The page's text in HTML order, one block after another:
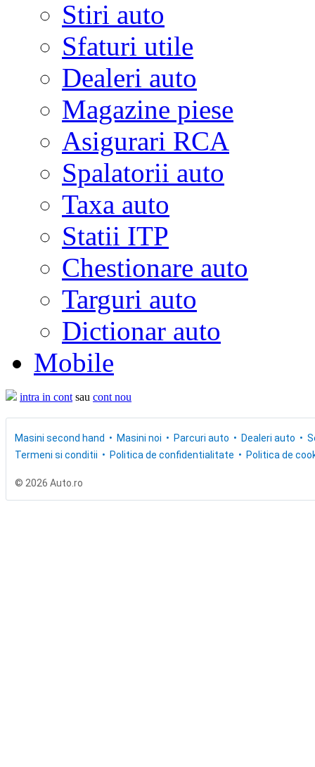
Stiri auto
Sfaturi utile
Dealeri auto
Magazine piese
Asigurari RCA
Spalatorii auto
Taxa auto
Statii ITP
Chestionare auto
Targuri auto
Dictionar auto
Mobile
intra in cont sau cont nou
Masini second hand Masini noi Parcuri auto Dealeri auto
Termeni si conditii
Politica de confidentialitate Politica de
© 2026 Auto.ro